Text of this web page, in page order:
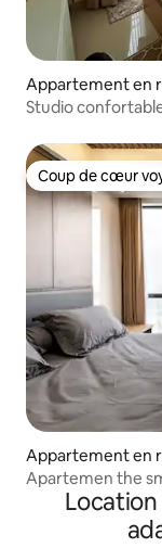
Appartement en
dok Aren
Studio
Coup de cœur
Coup de cœur
Appartement en
pong Utara
Apartemen the
Location